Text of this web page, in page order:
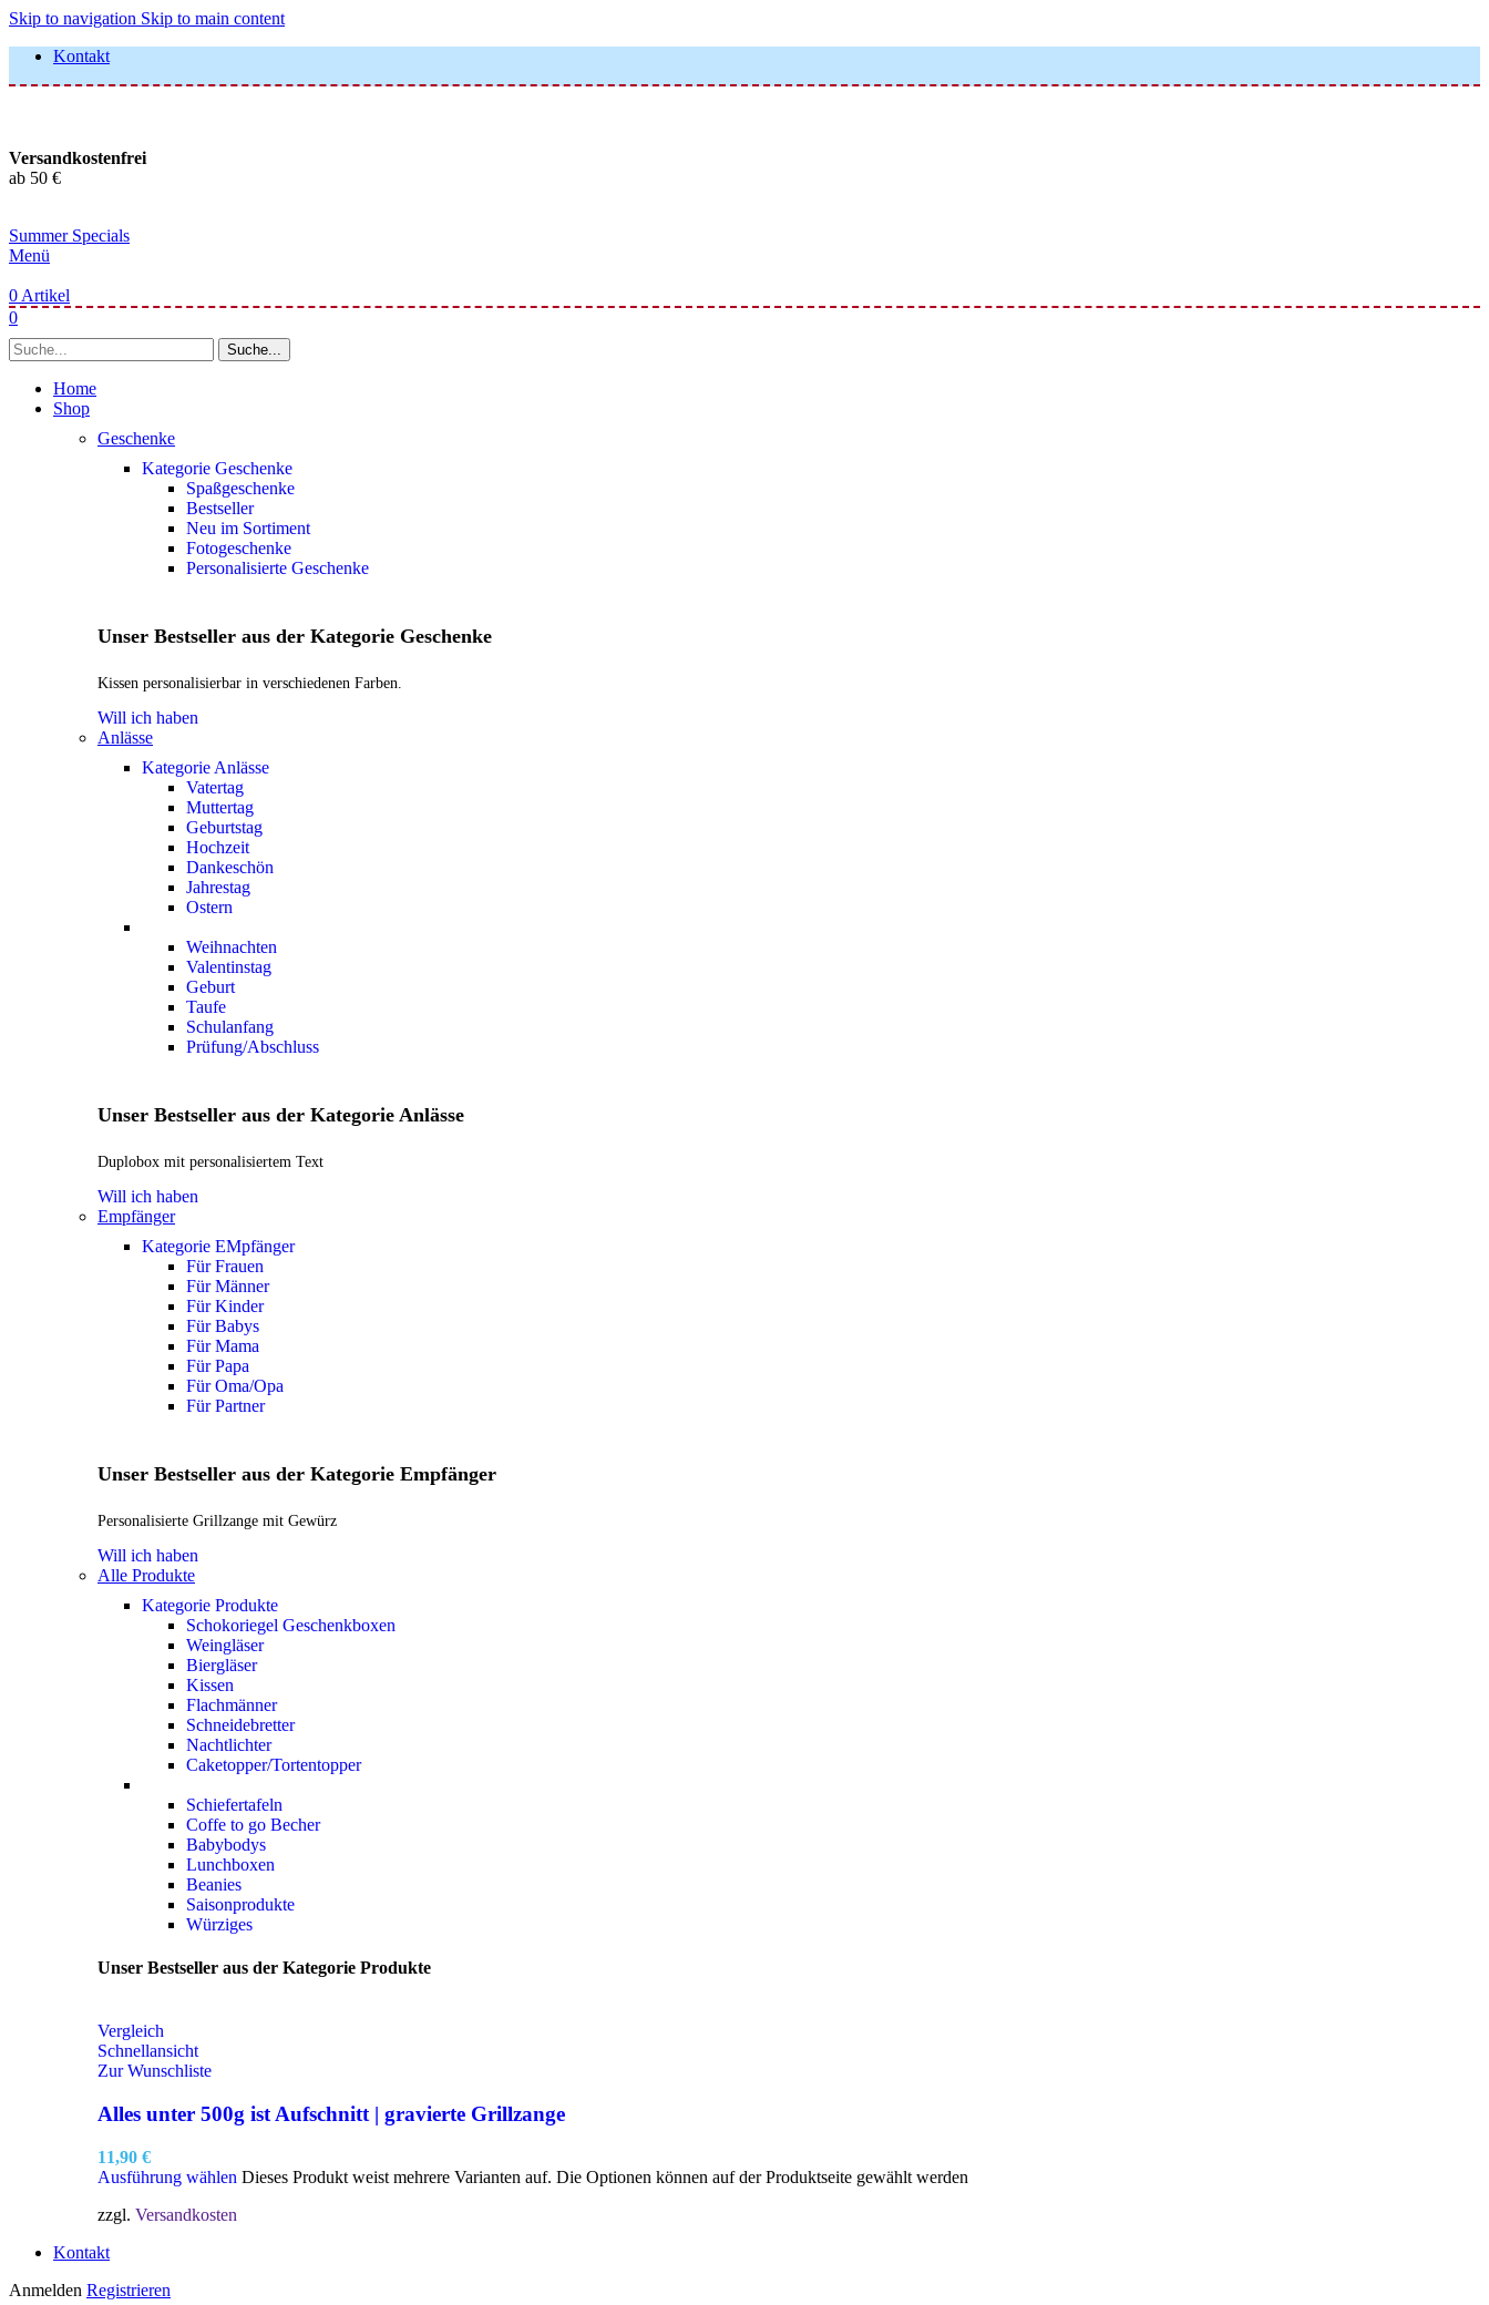
Skip to navigation Skip to main content
Kontakt
Versandkostenfrei
ab 50 €
Summer Specials
Menü
0 Artikel
0
Suche...
Home
Shop
Geschenke
Kategorie Geschenke
Spaßgeschenke
Bestseller
Neu im Sortiment
Fotogeschenke
Personalisierte Geschenke
Unser Bestseller aus der Kategorie Geschenke
Kissen personalisierbar in verschiedenen Farben.
Will ich haben
Anlässe
Kategorie Anlässe
Vatertag
Muttertag
Geburtstag
Hochzeit
Dankeschön
Jahrestag
Ostern
Weihnachten
Valentinstag
Geburt
Taufe
Schulanfang
Prüfung/Abschluss
Unser Bestseller aus der Kategorie Anlässe
Duplobox mit personalisiertem Text
Will ich haben
Empfänger
Kategorie EMpfänger
Für Frauen
Für Männer
Für Kinder
Für Babys
Für Mama
Für Papa
Für Oma/Opa
Für Partner
Unser Bestseller aus der Kategorie Empfänger
Personalisierte Grillzange mit Gewürz
Will ich haben
Alle Produkte
Kategorie Produkte
Schokoriegel Geschenkboxen
Weingläser
Biergläser
Kissen
Flachmänner
Schneidebretter
Nachtlichter
Caketopper/Tortentopper
Schiefertafeln
Coffe to go Becher
Babybodys
Lunchboxen
Beanies
Saisonprodukte
Würziges
Unser Bestseller aus der Kategorie Produkte
Vergleich
Schnellansicht
Zur Wunschliste
Alles unter 500g ist Aufschnitt | gravierte Grillzange
11,90 €
Ausführung wählen Dieses Produkt weist mehrere Varianten auf. Die Optionen können auf der Produktseite gewählt werden
zzgl. Versandkosten
Kontakt
Anmelden Registrieren